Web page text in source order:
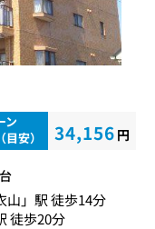
ン
安）
34,156 円
山 」駅 徒歩14分
徒歩20分